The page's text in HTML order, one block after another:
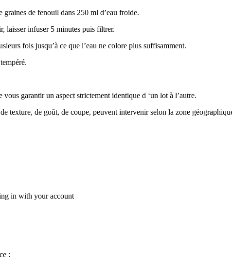
de fenouil dans 250 ml d’eau froide.
laisser infuser 5 minutes puis filtrer.
fois jusqu’à ce que l’eau ne colore plus suffisamment.
garantir un aspect strictement identique d ‘un lot à l’autre.
texture, de goût, de coupe, peuvent intervenir selon la zone
in with your account
: